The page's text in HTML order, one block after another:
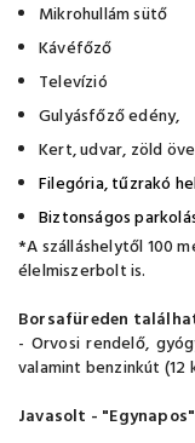
Mikrohullám sütő
Kávéfőző
Televízió
Gulyásfőző edény,
Kert, udvar, zöld
Filegória, tűzrakó
Biztonságos
*A szálláshelytől 100
élelmiszerbolt is.
Borsafüreden
- Orvosi rendelő,
valamint benzinkút (12
Javasolt -